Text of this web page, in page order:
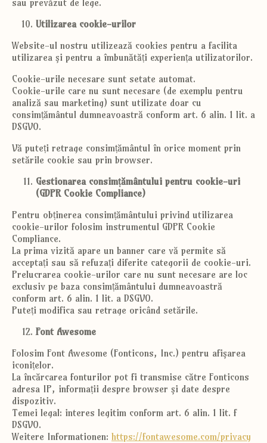
sau prevăzut de lege.
Utilizarea cookie-urilor
Website-ul nostru utilizează cookies pentru a facilita
utilizarea și pentru a îmbunătăți experiența utilizatorilor.
Cookie-urile necesare sunt setate automat.
Cookie-urile care nu sunt necesare (de exemplu pentru
analiză sau marketing) sunt utilizate doar cu
consimțământul dumneavoastră conform art. 6 alin. 1 lit. a
DSGVO.
Vă puteți retrage consimțământul în orice moment prin
setările cookie sau prin browser.
Gestionarea consimțământului pentru cookie-uri
(GDPR Cookie Compliance)
Pentru obținerea consimțământului privind utilizarea
cookie-urilor folosim instrumentul GDPR Cookie
Compliance.
La prima vizită apare un banner care vă permite să
acceptați sau să refuzați diferite categorii de cookie-uri.
Prelucrarea cookie-urilor care nu sunt necesare are loc
exclusiv pe baza consimțământului dumneavoastră
conform art. 6 alin. 1 lit. a DSGVO.
Puteți modifica sau retrage oricând setările.
Font Awesome
Folosim Font Awesome (Fonticons, Inc.) pentru afișarea
iconițelor.
La încărcarea fonturilor pot fi transmise către Fonticons
adresa IP, informații despre browser și date despre
dispozitiv.
Temei legal: interes legitim conform art. 6 alin. 1 lit. f
DSGVO.
Weitere Informationen: https://fontawesome.com/privacy